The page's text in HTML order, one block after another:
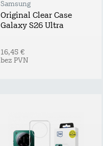
Samsung
Original Clear Case
Galaxy S26 Ultra
16,45 €
bez PVN